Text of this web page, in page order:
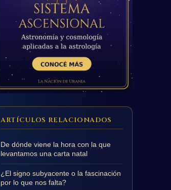
ARTÍCULOS RELACIONADOS
De dónde viene la hora con la que
levantamos una carta natal
¿El signo subyacente o la fascinación
por lo que nos falta?